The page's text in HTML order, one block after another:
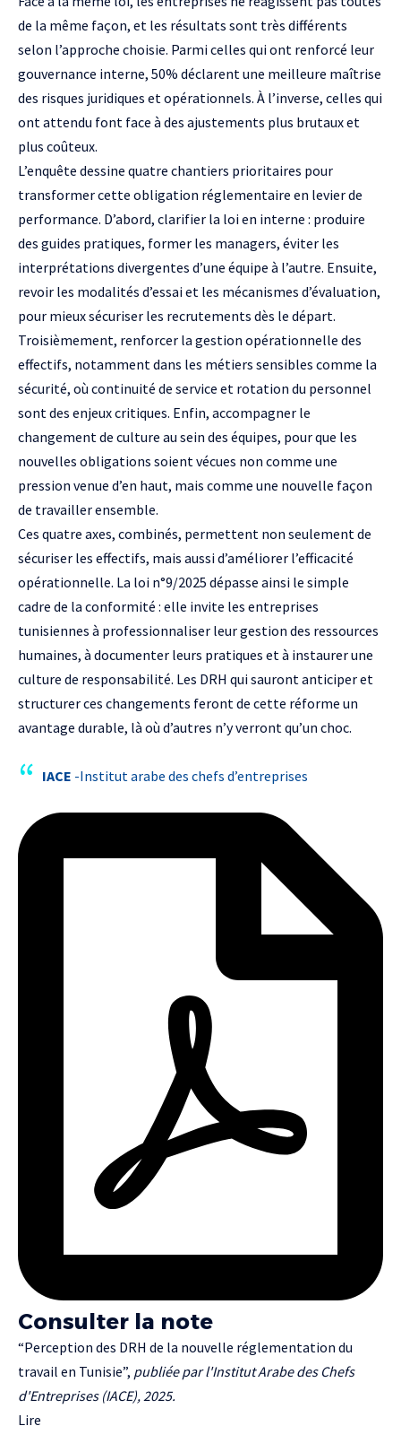
de la même façon, et les résultats sont très différents
selon l’approche choisie. Parmi celles qui ont renforcé leur
gouvernance interne, 50% déclarent une meilleure maîtrise
des risques juridiques et opérationnels. À l’inverse, celles qui
ont attendu font face à des ajustements plus brutaux et
plus coûteux.
L’enquête dessine quatre chantiers prioritaires pour
transformer cette obligation réglementaire en levier de
performance. D’abord, clarifier la loi en interne : produire
des guides pratiques, former les managers, éviter les
interprétations divergentes d’une équipe à l’autre. Ensuite,
revoir les modalités d’essai et les mécanismes d’évaluation,
pour mieux sécuriser les recrutements dès le départ.
Troisièmement, renforcer la gestion opérationnelle des
effectifs, notamment dans les métiers sensibles comme la
sécurité, où continuité de service et rotation du personnel
sont des enjeux critiques. Enfin, accompagner le
changement de culture au sein des équipes, pour que les
nouvelles obligations soient vécues non comme une
pression venue d’en haut, mais comme une nouvelle façon
de travailler ensemble.
Ces quatre axes, combinés, permettent non seulement de
sécuriser les effectifs, mais aussi d’améliorer l’efficacité
opérationnelle. La loi n°9/2025 dépasse ainsi le simple
cadre de la conformité : elle invite les entreprises
tunisiennes à professionnaliser leur gestion des ressources
humaines, à documenter leurs pratiques et à instaurer une
culture de responsabilité. Les DRH qui sauront anticiper et
structurer ces changements feront de cette réforme un
avantage durable, là où d’autres n’y verront qu’un choc.
IACE -Institut arabe des chefs d’entreprises
Consulter la note
“Perception des DRH de la nouvelle réglementation du
travail en Tunisie”, publiée par l'Institut Arabe des Chefs
d'Entreprises (IACE), 2025.
Lire